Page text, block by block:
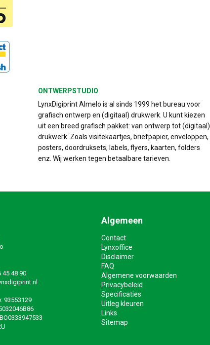
ONTWERPSTUDIO
LynxDigiprint Almelo is al sinds 1999 het bureau voor
grafisch ontwerp en (digitaal) drukwerk. U kunt kiezen
uit een breed grafisch pakket: van ontwerp tot (digitaal)
drukwerk. Zoals visitekaartjes, briefpapier, enveloppen,
posters, doordruksets, labels, flyers, kaarten, folders
enz. Wij werken tegen betaalbare tarieven.
45 48 90
93553129
Algemeen
Contact
Lynxoffice
Disclaimer
FAQ
Algemene voorwaarden
Privacybeleid
Specificaties
Uitleg kleuren
Links
Sitemap